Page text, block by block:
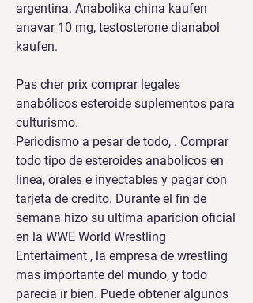
argentina. Anabolika china kaufen
anavar 10 mg, testosterone dianabol
kaufen.
Pas cher prix comprar legales
anabólicos esteroide suplementos para
culturismo.
Periodismo a pesar de todo, . Comprar
todo tipo de esteroides anabolicos en
linea, orales e inyectables y pagar con
tarjeta de credito. Durante el fin de
semana hizo su ultima aparicion oficial
en la WWE World Wrestling
Entertaiment , la empresa de wrestling
mas importante del mundo, y todo
parecia ir bien. Puede obtener algunos